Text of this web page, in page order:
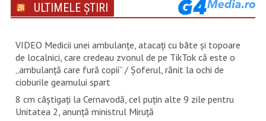
ULTIMELE ȘTIRI
VIDEO Medicii unei ambulanțe, atacați cu bâte și topoare
de localnici, care credeau zvonul de pe TikTok că este o
„ambulanță care fură copii” / Șoferul, rănit la ochi de
cioburile geamului spart
8 cm câștigați la Cernavodă, cel puțin alte 9 zile pentru
Unitatea 2, anunță ministrul Miruță